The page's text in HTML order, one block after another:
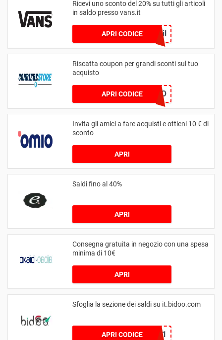
Ricevi uno sconto del 20% su tutti gli articoli
in saldo presso vans.it
APRI CODICEvia%20email
Riscatta coupon per grandi sconti sul tuo
acquisto
APRI CODICE
2021MAGGIO5EURO
Invita gli amici a fare acquisti e ottieni 10 € di
sconto
APRI
Saldi fino al 40%
APRI
Consegna gratuita in negozio con una spesa
minima di 10€
APRI
Sfoglia la sezione dei saldi su it.bidoo.com
APRI CODICE
070525PUL1